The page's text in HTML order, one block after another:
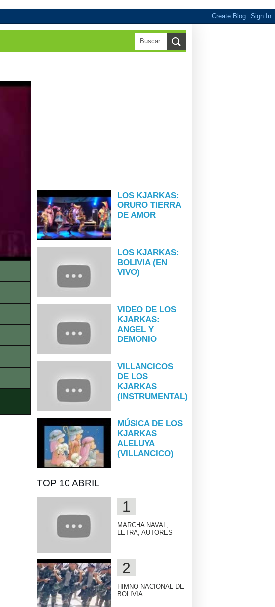
LOS KJARKAS:
ORURO TIERRA
DE AMOR
LOS KJARKAS:
BOLIVIA (EN
VIVO)
VIDEO DE LOS
KJARKAS:
ANGEL Y
DEMONIO
VILLANCICOS
DE LOS
KJARKAS
(INSTRUMENTAL)
MÚSICA DE LOS
KJARKAS
ALELUYA
(VILLANCICO)
TOP 10 ABRIL
MARCHA NAVAL,
LETRA, AUTORES
HIMNO NACIONAL DE
BOLIVIA